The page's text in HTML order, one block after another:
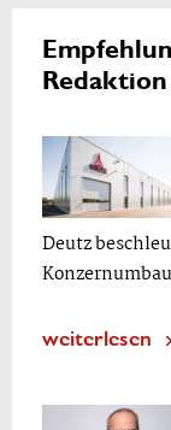
Redaktion
Deutz
Konzernumbau
weiterlesen